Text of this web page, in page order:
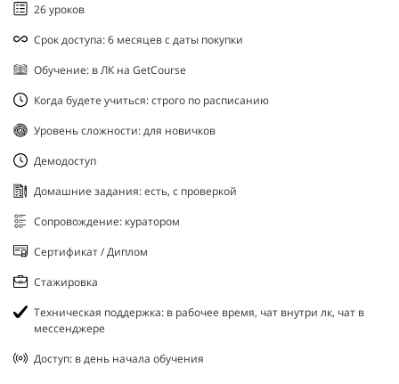
26 уроков
Срок доступа: 6 месяцев с даты покупки
Обучение: в ЛК на GetCourse
Когда будете учиться: строго по расписанию
Уровень сложности: для новичков
Демодоступ
Домашние задания: есть, с проверкой
Сопровождение: куратором
Сертификат / Диплом
Стажировка
Техническая поддержка: в рабочее время, чат внутри лк, чат в
мессенджере
Доступ: в день начала обучения